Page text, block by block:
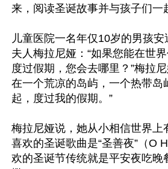
来，阅读圣诞故事并与孩子们一
儿童医院一名年仅10岁的男孩
夫人梅拉尼娅：“如果您能在世界
度过假期，您会去哪里？”梅拉
在一个荒凉的岛屿，一个热带岛
起，度过我的假期。”
梅拉尼娅说，她从小相信世界上
喜欢的圣诞歌曲是“圣善夜”（O
欢的圣诞节传统就是平安夜吃晚